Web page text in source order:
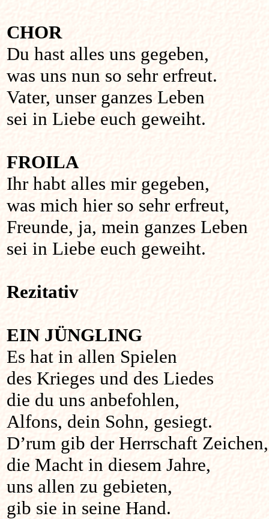
CHOR
Du hast alles uns gegeben,
was uns nun so sehr erfreut.
Vater, unser ganzes Leben
sei in Liebe euch geweiht.
FROILA
Ihr habt alles mir gegeben,
was mich hier so sehr erfreut,
Freunde, ja, mein ganzes Leben
sei in Liebe euch geweiht.
Rezitativ
EIN JÜNGLING
Es hat in allen Spielen
des Krieges und des Liedes
die du uns anbefohlen,
Alfons, dein Sohn, gesiegt.
D’rum gib der Herrschaft Zeichen,
die Macht in diesem Jahre,
uns allen zu gebieten,
gib sie in seine Hand.